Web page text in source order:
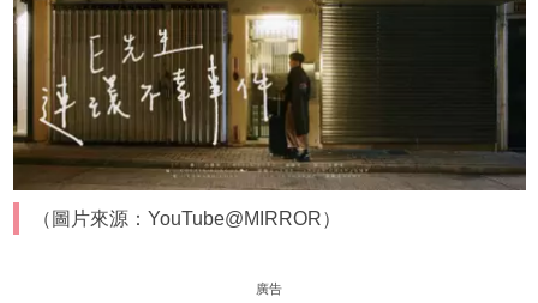
（圖片來源：YouTube@MIRROR）
廣告